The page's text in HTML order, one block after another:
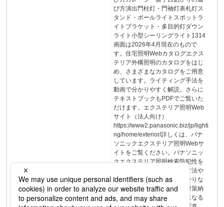
び方演出門柱灯・門袖灯表札灯ス
タンド・ポールライトスポットラ
イトブラケット・多目的灯ダウン
ライト小型シーリングライト1314
画面は2026年4月現在のもので
す。住宅照明Webカタログエクス
テリア外構照明のカタログをはじ
め、さまざまなカタログをご用意
しています。ライティング手法を
動画で分かりやすく解説。さらに
テキストブックもPDFでご覧いた
だけます。エクステリア照明Web
サイト（法人向け）
https://www2.panasonic.biz/jp/lighti
ng/home/exterior/詳しくは、パナ
ソニックエクステリア照明Webサ
イトをご覧ください。パナソニッ
クエクステリア照明検索防犯性を
高める屋外のあかりの活用方法や
設置場所別のおすすめのあかりな
どをご紹介してます。防犯対策納
入事例プランニングの参考になる